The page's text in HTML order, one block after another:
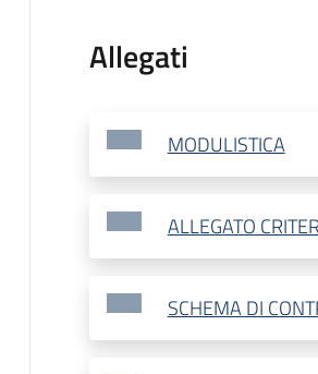
Allegati
MODULISTICA
ALLEGATO
SCHEMA DI